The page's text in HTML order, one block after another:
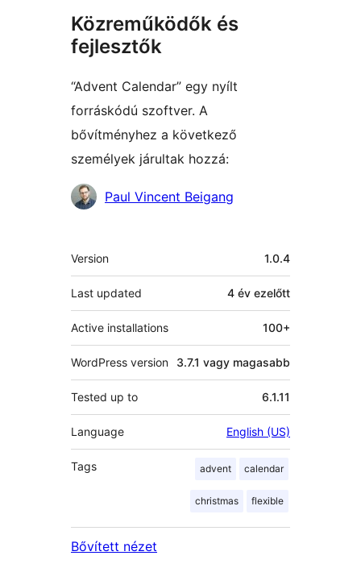
Közreműködők és
fejlesztők
“Advent Calendar” egy nyílt
forráskódú szoftver. A
bővítményhez a következő
személyek járultak hozzá:
Közreműködők
Paul Vincent Beigang
Meta
Version 1.0.4
Last updated 4 év ezelőtt
Active installations 100+
WordPress version 3.7.1 vagy magasabb
Tested up to 6.1.11
Language English (US)
Tags advent calendar
christmas flexible
Bővített nézet